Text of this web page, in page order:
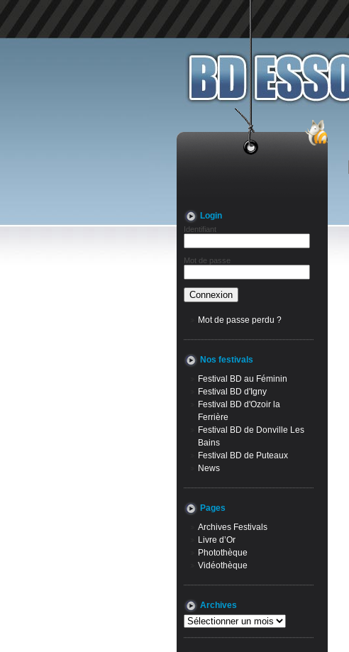
Login
Identifiant
Mot de passe
Mot de passe perdu ?
Nos festivals
Festival BD au Féminin
Festival BD d'Igny
Festival BD d'Ozoir la
Ferrière
Festival BD de Donville Les
Bains
Festival BD de Puteaux
News
Pages
Archives Festivals
Livre d’Or
Photothèque
Vidéothèque
Archives
Archives